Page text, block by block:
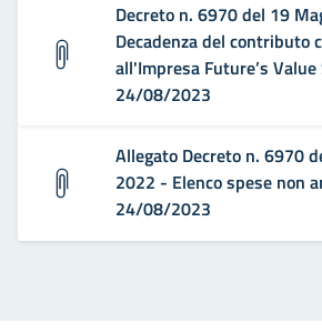
Decreto n. 6970 del 19
Decadenza del contributo
all'Impresa Future’s Value
24/08/2023
Allegato Decreto n. 6970
2022 - Elenco spese non
24/08/2023